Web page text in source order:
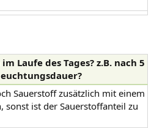
Laufe des Tages? z.B. nach 5
Sauerstoff zusätzlich mit einem
sonst ist der Sauerstoffanteil zu